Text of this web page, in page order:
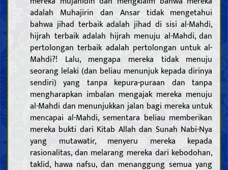
adalah Muhajirin dan Ansar tidak mengetahui
bahwa jihad terbaik adalah jihad di sisi al-Mahdi,
hijrah terbaik adalah hijrah menuju al-Mahdi, dan
pertolongan terbaik adalah pertolongan untuk al-
Mahdi?! Lalu, mengapa mereka tidak menuju
seorang lelaki (dan beliau menunjuk kepada dirinya
sendiri) yang tanpa kepura-puraan dan tanpa
mengharapkan imbalan mengajak mereka menuju
al-Mahdi dan menunjukkan jalan bagi mereka untuk
mencapai al-Mahdi, sementara beliau memberikan
mereka bukti dari Kitab Allah dan Sunah Nabi-Nya
yang mutawatir, menyeru mereka kepada
rasionalitas, dan melarang mereka dari kebodohan,
taklid, hawa nafsu, dan menanggung semua yang